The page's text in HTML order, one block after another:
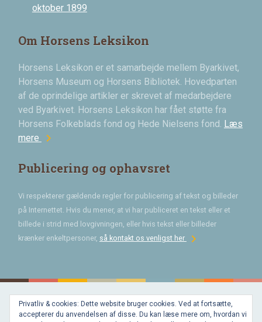
oktober 1899
Om Horsens Leksikon
Horsens Leksikon er et samarbejde mellem Byarkivet,
Horsens Museum og Horsens Bibliotek. Hovedparten
af de oprindelige artikler er skrevet af medarbejdere
ved Byarkivet. Horsens Leksikon har fået støtte fra
Horsens Folkeblads fond og Hede Nielsens fond. Læs
mere chevron_right
Publicering og ophavsret
Vi respekterer gældende regler for publicering af tekst og billeder
på Internettet. Hvis du mener, at vi har publiceret en tekst eller et
billede i strid med lovgivningen, eller hvis tekst eller billeder
krænker enkeltpersoner, så kontakt os venligst herchevron_right
Bygget med
WordPressog
Privatliv & cookies: Dette website bruger cookies. Ved at fortsætte,
accepterer du anvendelsen af disse. Du kan læse mere om, hvordan vi